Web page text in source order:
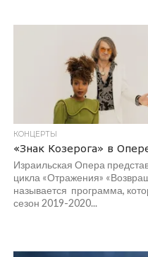
КОНЦЕРТЫ
«Знак Козерога» в
Израильская Опера
цикла «Отражения»
называется программа,
сезон 2019-2020...